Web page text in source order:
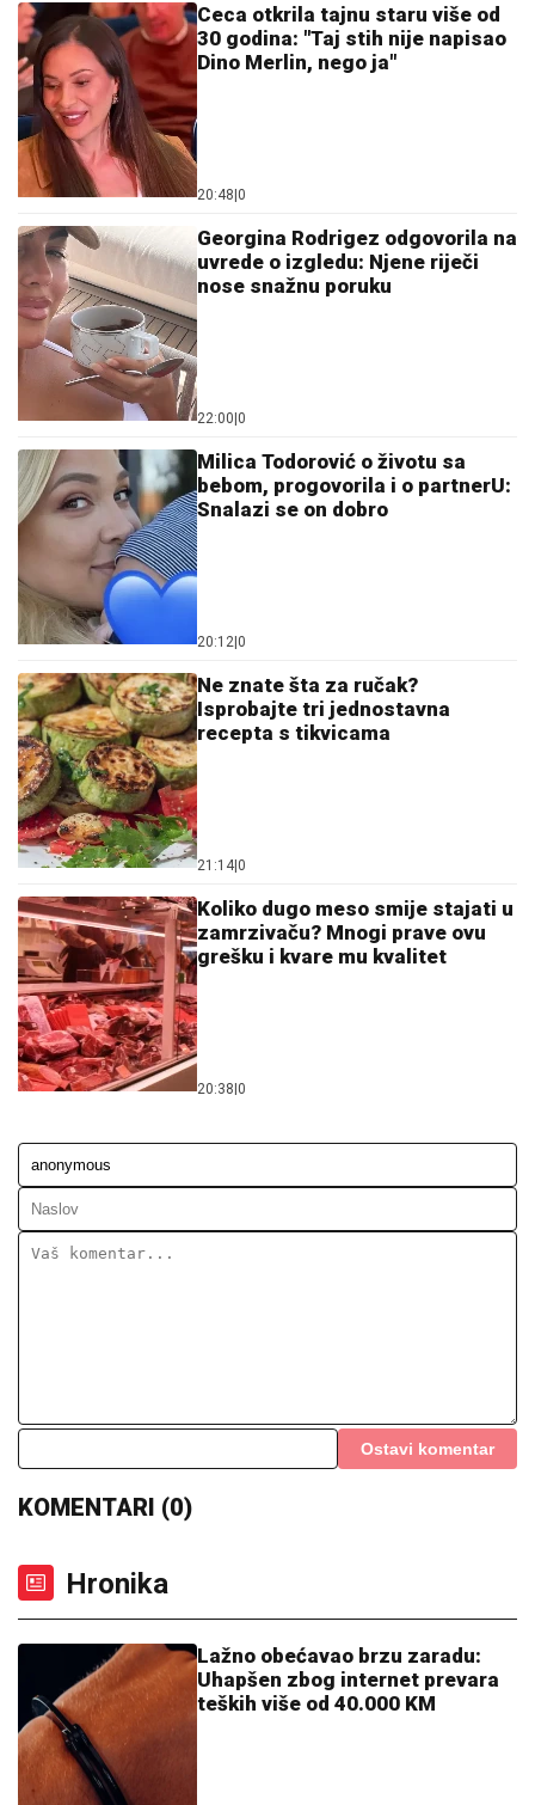
Ceca otkrila tajnu staru više od
30 godina: "Taj stih nije napisao
Dino Merlin, nego ja"
20:48|0
Georgina Rodrigez odgovorila na
uvrede o izgledu: Njene riječi
nose snažnu poruku
22:00|0
Milica Todorović o životu sa
bebom, progovorila i o partnerU:
Snalazi se on dobro
20:12|0
Ne znate šta za ručak?
Isprobajte tri jednostavna
recepta s tikvicama
21:14|0
Koliko dugo meso smije stajati u
zamrzivaču? Mnogi prave ovu
grešku i kvare mu kvalitet
20:38|0
Ostavi komentar
KOMENTARI (0)
Hronika
Lažno obećavao brzu zaradu:
Uhapšen zbog internet prevara
teških više od 40.000 KM